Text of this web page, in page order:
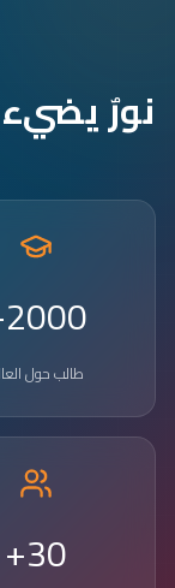
نورٌ
2000+
طالب حول
30+